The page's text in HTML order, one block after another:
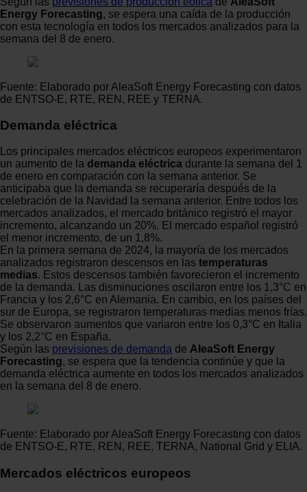
Energy Forecasting, se espera una caída de la producción
con esta tecnología en todos los mercados analizados para la
semana del 8 de enero.
Fuente: Elaborado por AleaSoft Energy Forecasting con datos
de ENTSO-E, RTE, REN, REE y TERNA.
Demanda eléctrica
Los principales mercados eléctricos europeos experimentaron
un aumento de la demanda eléctrica durante la semana del 1
de enero en comparación con la semana anterior. Se
anticipaba que la demanda se recuperaría después de la
celebración de la Navidad la semana anterior. Entre todos los
mercados analizados, el mercado británico registró el mayor
incremento, alcanzando un 20%. El mercado español registró
el menor incremento, de un 1,8%.
En la primera semana de 2024, la mayoría de los mercados
analizados registraron descensos en las temperaturas
medias. Estos descensos también favorecieron el incremento
de la demanda. Las disminuciones oscilaron entre los 1,3°C en
Francia y los 2,6°C en Alemania. En cambio, en los países del
sur de Europa, se registraron temperaturas medias menos frías.
Se observaron aumentos que variaron entre los 0,3°C en Italia
y los 2,2°C en España.
Según las previsiones de demanda de AleaSoft Energy
Forecasting, se espera que la tendencia continúe y que la
demanda eléctrica aumente en todos los mercados analizados
en la semana del 8 de enero.
Fuente: Elaborado por AleaSoft Energy Forecasting con datos
de ENTSO-E, RTE, REN, REE, TERNA, National Grid y ELIA.
Mercados eléctricos europeos